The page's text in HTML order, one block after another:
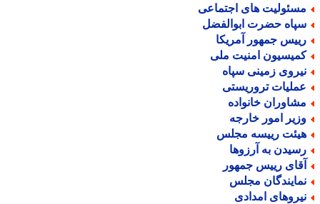
های اجتماعی
حضرت ابوالفضل
جمهور آمریکا
امنیت ملی
زمینی سپاه
تروریستی
خانواده
امور خارجه
رییسه مجلس
به آرزوها
رییس جمهور
مجلس
امدادی